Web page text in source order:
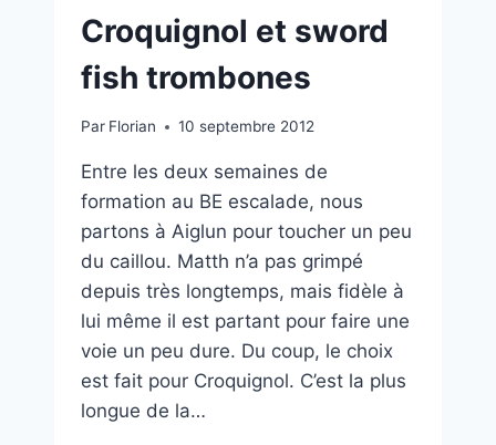
Croquignol et sword
fish trombones
Par Florian 10 septembre 2012
Entre les deux semaines de
formation au BE escalade, nous
partons à Aiglun pour toucher un peu
du caillou. Matth n’a pas grimpé
depuis très longtemps, mais fidèle à
lui même il est partant pour faire une
voie un peu dure. Du coup, le choix
est fait pour Croquignol. C’est la plus
longue de la…